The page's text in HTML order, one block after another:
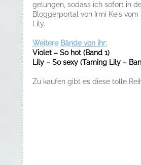
gelungen, sodass ich sofort in
Bloggerportal von Irmi Keis
Lily.
Weitere Bände von ihr:
Violet – So hot (Band 1)
Lily – So sexy (Taming Lily –
Zu kaufen gibt es diese tolle